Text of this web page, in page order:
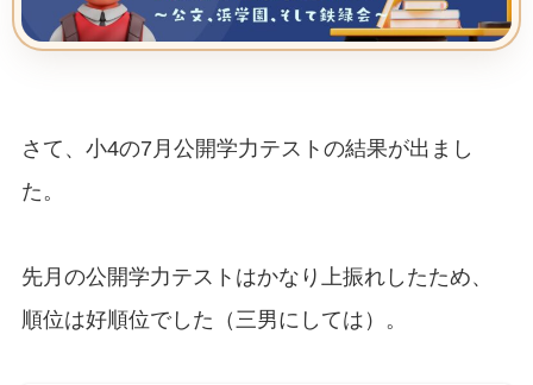
さて、小4の7月公開学力テストの結果が出まし
た。
先月の公開学力テストはかなり上振れしたため、
順位は好順位でした（三男にしては）。